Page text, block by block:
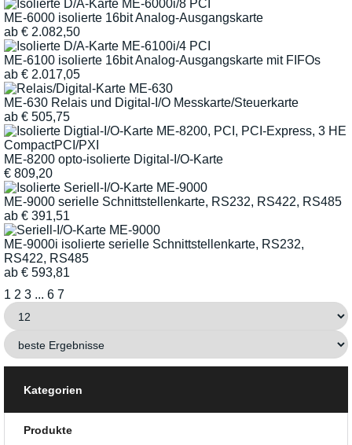
ME-6000 isolierte 16bit Analog-Ausgangskarte
ab € 2.082,50
ME-6100 isolierte 16bit Analog-Ausgangskarte mit FIFOs
ab € 2.017,05
ME-630 Relais und Digital-I/O Messkarte/Steuerkarte
ab € 505,75
ME-8200 opto-isolierte Digital-I/O-Karte
€ 809,20
ME-9000 serielle Schnittstellenkarte, RS232, RS422, RS485
ab € 391,51
ME-9000i isolierte serielle Schnittstellenkarte, RS232,
RS422, RS485
ab € 593,81
1 2 3 ... 6 7
Kategorien
Produkte